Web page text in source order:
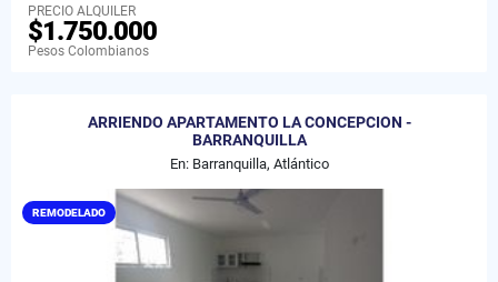
PRECIO ALQUILER
$1.750.000
Pesos Colombianos
ARRIENDO APARTAMENTO LA CONCEPCION -
BARRANQUILLA
En: Barranquilla, Atlántico
REMODELADO